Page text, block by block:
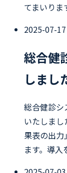
てまいりま
2025-07-17
総合健
しまし
総合健診シ
いたしま
果表の出力
ます。導入